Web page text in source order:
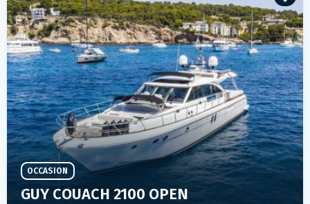
GUY COUACH 2100 OPEN
OCCASION